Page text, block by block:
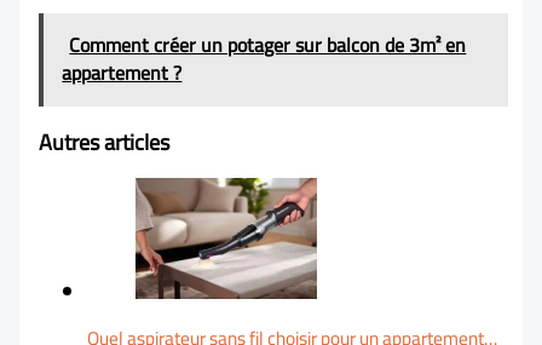
Comment créer un potager sur balcon de 3m² en
appartement ?
Autres articles